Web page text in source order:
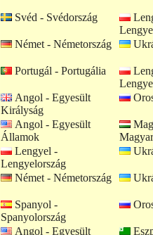
Svéd - Svédország
Német - Németország
Portugál - Portugália
Angol - Egyesült
Királyság
Angol - Egyesült
Államok
Lengyel -
Lengyelország
Német - Németország
Spanyol -
Spanyolország
Angol - Egyesült